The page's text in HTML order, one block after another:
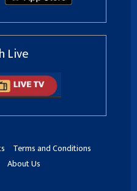
Live
Terms and Conditions
About Us